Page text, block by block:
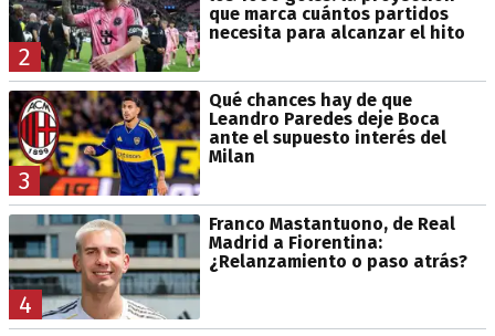
2
que marca cuántos partidos
necesita para alcanzar el hito
3
Qué chances hay de que
Leandro Paredes deje Boca
ante el supuesto interés del
Milan
4
Franco Mastantuono, de Real
Madrid a Fiorentina:
¿Relanzamiento o paso atrás?